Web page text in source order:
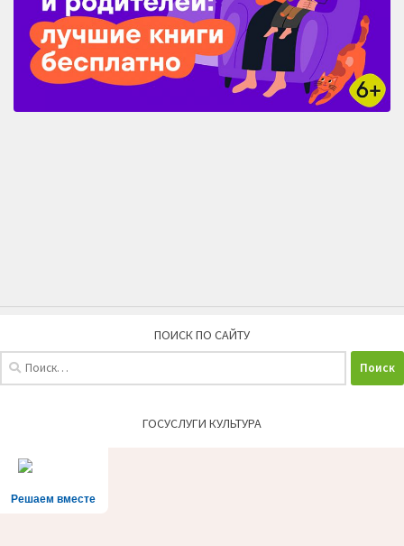
ПОИСК ПО САЙТУ
ГОСУСЛУГИ КУЛЬТУРА
Решаем вместе